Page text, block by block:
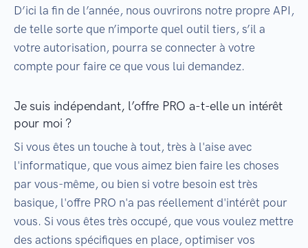
D’ici la fin de l’année, nous ouvrirons notre propre API,
de telle sorte que n’importe quel outil tiers, s’il a
votre autorisation, pourra se connecter à votre
compte pour faire ce que vous lui demandez.
Je suis indépendant, l’offre PRO a-t-elle un intérêt
pour moi ?
Si vous êtes un touche à tout, très à l'aise avec
l'informatique, que vous aimez bien faire les choses
par vous-même, ou bien si votre besoin est très
basique, l'offre PRO n'a pas réellement d'intérêt pour
vous. Si vous êtes très occupé, que vous voulez mettre
des actions spécifiques en place, optimiser vos